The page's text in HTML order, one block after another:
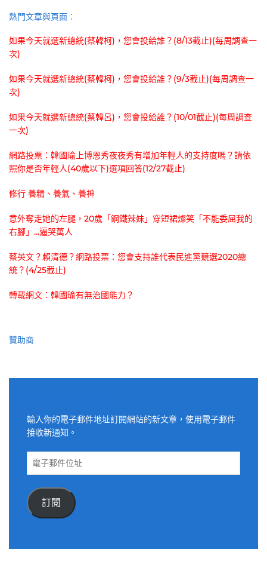
熱門文章與頁面︰
如果今天就選新總統(蔡韓柯)，您會投給誰？(8/13截止)(每周調查一
次)
如果今天就選新總統(蔡韓柯)，您會投給誰？(9/3截止)(每周調查一
次)
如果今天就選新總統(蔡韓呂)，您會投給誰？(10/01截止)(每周調查
一次)
網路投票：韓國瑜上博恩秀夜夜秀有增加年輕人的支持度嗎？請依
照你是否年輕人(40歲以下)選項回答(12/27截止)
修行 養精、養氣、養神
意外奪走她的左腿，20歲「鋼鐵辣妹」穿短裙燦笑「不能委屈我的
右腳」...逼哭萬人
蔡英文？賴清德？網路投票：您會支持誰代表民進黨競選2020總
統？(4/25截止)
轉載網文：韓國瑜有無治國能力？
贊助商
輸入你的電子郵件地址訂閱網站的新文章，使用電子郵件
接收新通知。
電
件
位
訂閱